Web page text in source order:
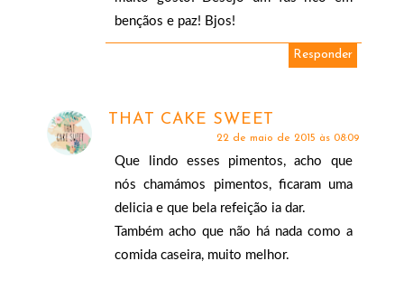
bençãos e paz! Bjos!
Responder
THAT CAKE SWEET
22 de maio de 2015 às 08:09
Que lindo esses pimentos, acho que
nós chamámos pimentos, ficaram uma
delicia e que bela refeição ia dar.
Também acho que não há nada como a
comida caseira, muito melhor.